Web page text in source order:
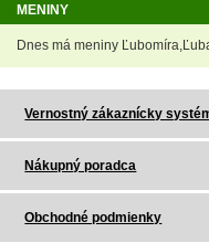
MENINY
Dnes má meniny
Vernostný zákaznícky
Nákupný poradca
Obchodné podmienky